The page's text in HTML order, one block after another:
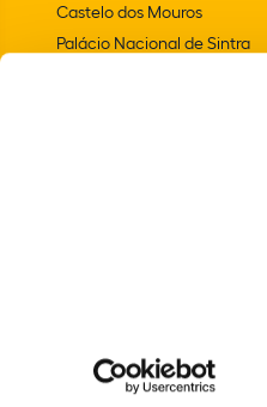
Castelo dos Mouros
Palácio Nacional de Sintra
Chalet e Jardim da
© 2024 PARQUES DE SINTRA –